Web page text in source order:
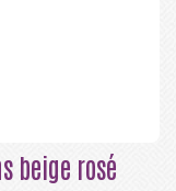
beige rosé